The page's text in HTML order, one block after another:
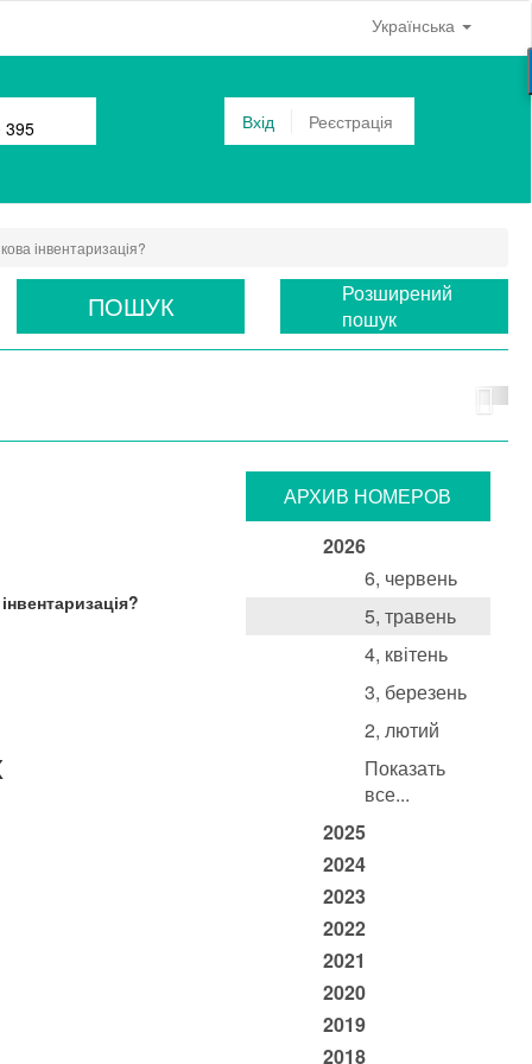
Українська
395 Вхід Реєстрація
інвентаризація?
ПОШУК
Розширений
пошук
АРХИВ НОМЕРОВ
2026
6, червень
5, травень
4, квітень
3, березень
2, лютий
Показать
все...
2025
2024
2023
2022
2021
2020
2019
2018